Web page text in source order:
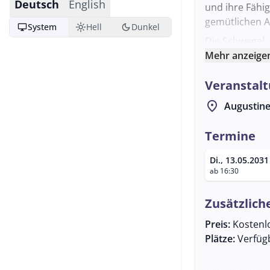
Deutsch English
desktop_windowsSystem light_modeHell dark_modeDunkel
und ihre
gemütlichen
Die
der
Können zu
und Fragen
nicht nur
Atmosphäre
Mehr
location_on
Termine
Di., 13.05.2031
ab 16:30
Preis:
Plätze: